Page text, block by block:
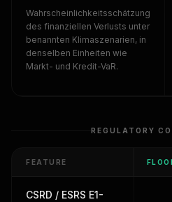
Wahrscheinlichkeitsschätzung
des finanziellen Verlusts unter
benannten Klimaszenarien, in
denselben Einheiten wie
Markt- und Kredit-VaR.
REGULATORY
FEATURE
CSRD / ESRS E1-